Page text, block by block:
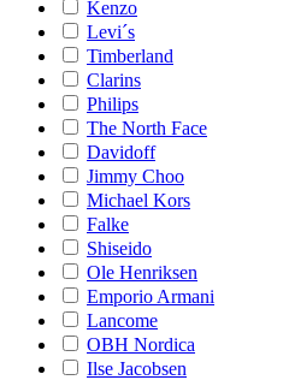
Kenzo
Levi´s
Timberland
Clarins
Philips
The North Face
Davidoff
Jimmy Choo
Michael Kors
Falke
Shiseido
Ole Henriksen
Emporio Armani
Lancome
OBH Nordica
Ilse Jacobsen